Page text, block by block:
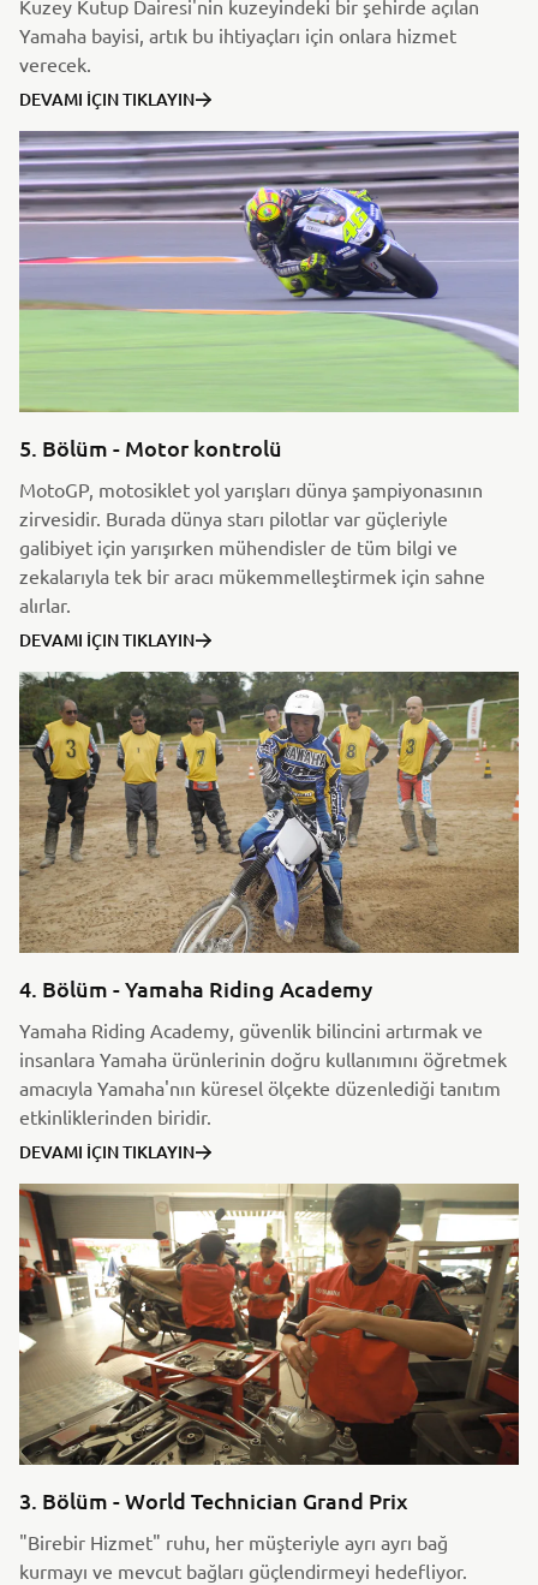
Kuzey Kutup Dairesi'nin kuzeyindeki bir şehirde açılan
Yamaha bayisi, artık bu ihtiyaçları için onlara hizmet
verecek.
DEVAMI İÇIN TIKLAYIN
5. Bölüm - Motor kontrolü
MotoGP, motosiklet yol yarışları dünya şampiyonasının
zirvesidir. Burada dünya starı pilotlar var güçleriyle
galibiyet için yarışırken mühendisler de tüm bilgi ve
zekalarıyla tek bir aracı mükemmelleştirmek için sahne
alırlar.
DEVAMI İÇIN TIKLAYIN
4. Bölüm - Yamaha Riding Academy
Yamaha Riding Academy, güvenlik bilincini artırmak ve
insanlara Yamaha ürünlerinin doğru kullanımını öğretmek
amacıyla Yamaha'nın küresel ölçekte düzenlediği tanıtım
etkinliklerinden biridir.
DEVAMI İÇIN TIKLAYIN
3. Bölüm - World Technician Grand Prix
"Birebir Hizmet" ruhu, her müşteriyle ayrı ayrı bağ
kurmayı ve mevcut bağları güçlendirmeyi hedefliyor.